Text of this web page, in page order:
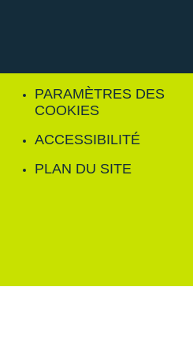
PARAMÈTRES DES
COOKIES
ACCESSIBILITÉ
PLAN DU SITE